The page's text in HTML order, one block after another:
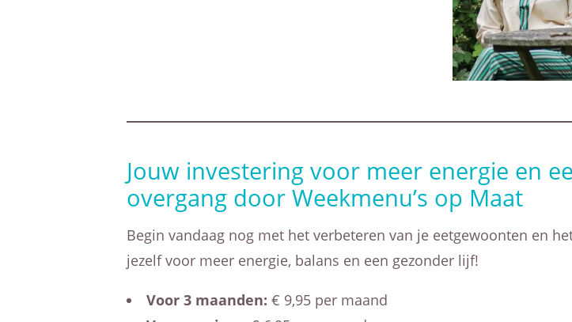
Jouw investering voor meer energie en
overgang door Weekmenu’s op Maat
Begin vandaag nog met het verbeteren van je eetgewoonten en
jezelf voor meer energie, balans en een gezonder lijf!
Voor 3 maanden: € 9,95 per maand